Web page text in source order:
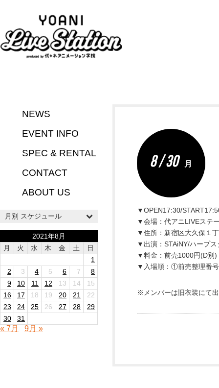
NEWS
EVENT INFO
SPEC & RENTAL
CONTACT
ABOUT US
月別 スケジュール
2021年8月
月
火 水 木 金 土
日
1
2
3 4 5 6 7
8
9
10 11 12 13 14
15
16
17 18 19 20 21
22
23
24 25 26 27 28
29
30
31
« 7月 9月 »
8 / 30 月
▼OPEN17:30/
▼会場：代アニLIVEステ
▼住所：新宿区大久保１
▼出演：STAiNY/ハープス
▼料金：前売1000円(D別)
▼入場順：①前売整理番
※メンバーは旧衣装にて